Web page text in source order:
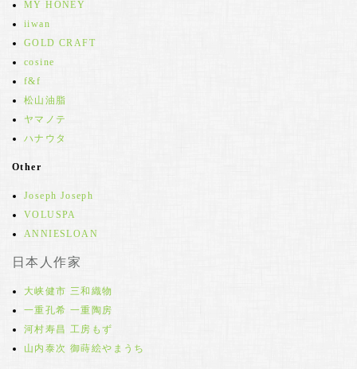
MY HONEY
iiwan
GOLD CRAFT
cosine
f&f
松山油脂
ヤマノテ
ハナウタ
Other
Joseph Joseph
VOLUSPA
ANNIESLOAN
日本人作家
大峡健市 三和織物
一重孔希 一重陶房
河村寿昌 工房もず
山内泰次 御蒔絵やまうち